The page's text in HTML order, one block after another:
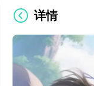
详情